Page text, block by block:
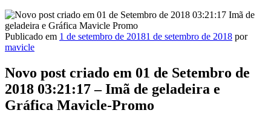
Publicado em 1 de setembro de 20181 de setembro de 2018 por
mavicle
Novo post criado em 01 de Setembro de
2018 03:21:17 – Imã de geladeira e
Gráfica Mavicle-Promo